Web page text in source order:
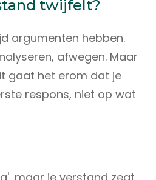
twijfelt?
argumenten hebben.
afwegen. Maar
gaat het erom dat je
respons, niet op wat